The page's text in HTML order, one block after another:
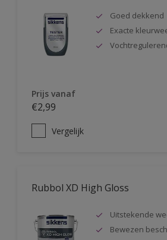
Goed dekkend
Exacte
Prijs vanaf
€2,99
Vergelijk
Rubbol XD High Gloss
Uitstekende
Bewezen